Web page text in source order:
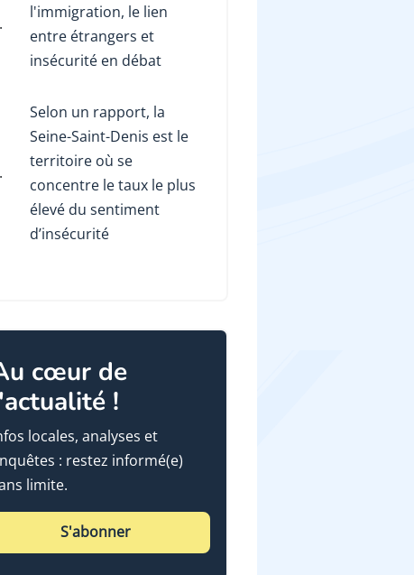
l'immigration, le lien
entre étrangers et
insécurité en débat
Selon un rapport, la
Seine-Saint-Denis est le
territoire où se
concentre le taux le plus
élevé du sentiment
d’insécurité
cœur de
!
locales, analyses et
: restez informé(e)
limite.
S'abonner